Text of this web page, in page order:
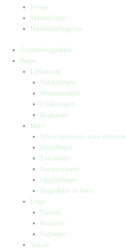
Presse
Manuskripter
Handelsbetingelser
Sommerbogpakker
Bøger
Letlæsning
Indskolingen
Mellemtrinnet
Udskolingen
Bogkasser
Børn
Små mennesker, store drømme
Billedbøger
Faktabøger
Børneromaner
Opgavebøger
Bogpakker til børn
Unge
Fantasy
Romaner
Fagbøger
Voksne